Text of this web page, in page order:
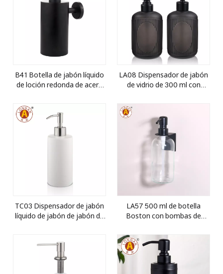
B41 Botella de jabón líquido
de loción redonda de acero
LA08 Dispensador de jabón
de vidrio de 300 ml con
elegante y duradero
TC03 Dispensador de jabón
líquido de jabón de jabón de
LA57 500 ml de botella
Boston con bombas de